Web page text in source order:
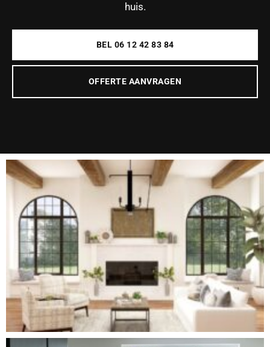
huis.
BEL 06 12 42 83 84
OFFERTE AANVRAGEN